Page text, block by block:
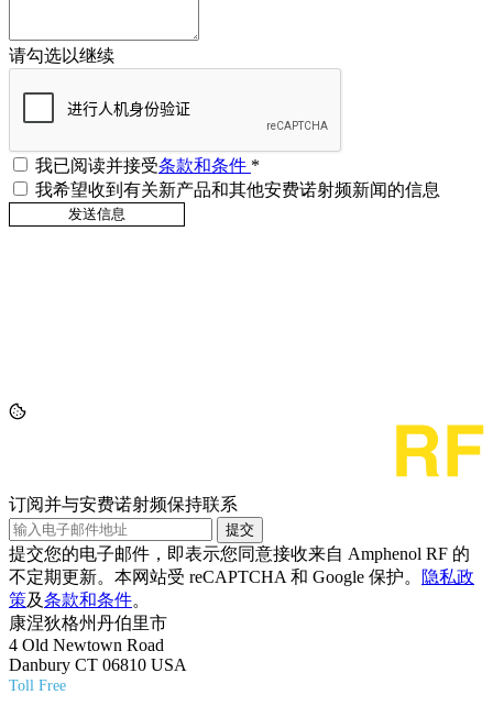
请勾选以继续
我已阅读并接受条款和条件 *
我希望收到有关新产品和其他安费诺射频新闻的信息
订阅并与安费诺射频保持联系
提交
提交您的电子邮件，即表示您同意接收来自 Amphenol RF 的
不定期更新。本网站受 reCAPTCHA 和 Google 保护。
隐私政
策及条款和条件。
康涅狄格州丹伯里市
4 Old Newtown Road
Danbury CT 06810 USA
Toll Free